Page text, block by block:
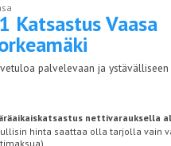
Katsastus Vaasa
palvelevaan ja ystävälliseen
nettivarauksella
hinta saattaa olla tarjolla vain